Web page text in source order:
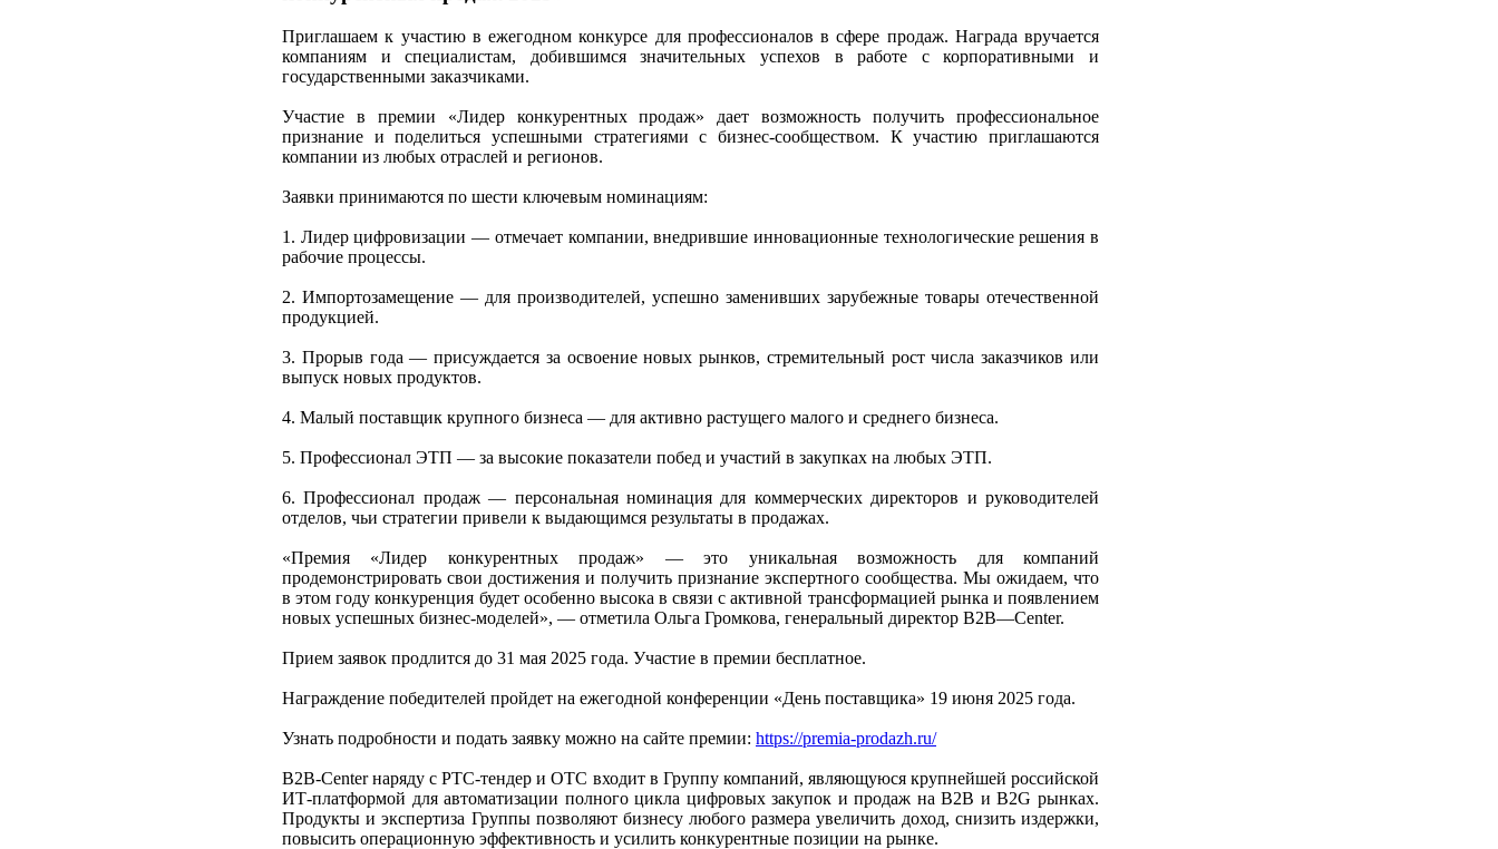
Приглашаем к участию в ежегодном конкурсе для профессионалов в сфере продаж. Награда вручается
компаниям и специалистам, добившимся значительных успехов в работе с корпоративными и
государственными заказчиками.
Участие в премии «Лидер конкурентных продаж» дает возможность получить профессиональное
признание и поделиться успешными стратегиями с бизнес-сообществом. К участию приглашаются
компании из любых отраслей и регионов.
Заявки принимаются по шести ключевым номинациям:
1. Лидер цифровизации — отмечает компании, внедрившие инновационные технологические решения в
рабочие процессы.
2. Импортозамещение — для производителей, успешно заменивших зарубежные товары отечественной
продукцией.
3. Прорыв года — присуждается за освоение новых рынков, стремительный рост числа заказчиков или
выпуск новых продуктов.
4. Малый поставщик крупного бизнеса — для активно растущего малого и среднего бизнеса.
5. Профессионал ЭТП — за высокие показатели побед и участий в закупках на любых ЭТП.
6. Профессионал продаж — персональная номинация для коммерческих директоров и руководителей
отделов, чьи стратегии привели к выдающимся результаты в продажах.
«Премия «Лидер конкурентных продаж» — это уникальная возможность для компаний
продемонстрировать свои достижения и получить признание экспертного сообщества. Мы ожидаем, что
в этом году конкуренция будет особенно высока в связи с активной трансформацией рынка и появлением
новых успешных бизнес-моделей», — отметила Ольга Громкова, генеральный директор B2B—Center.
Прием заявок продлится до 31 мая 2025 года. Участие в премии бесплатное.
Награждение победителей пройдет на ежегодной конференции «День поставщика» 19 июня 2025 года.
Узнать подробности и подать заявку можно на сайте премии: https://premia-prodazh.ru/
B2B-Center наряду с РТС-тендер и ОТС входит в Группу компаний, являющуюся крупнейшей российской
ИТ-платформой для автоматизации полного цикла цифровых закупок и продаж на B2B и B2G рынках.
Продукты и экспертиза Группы позволяют бизнесу любого размера увеличить доход, снизить издержки,
повысить операционную эффективность и усилить конкурентные позиции на рынке.